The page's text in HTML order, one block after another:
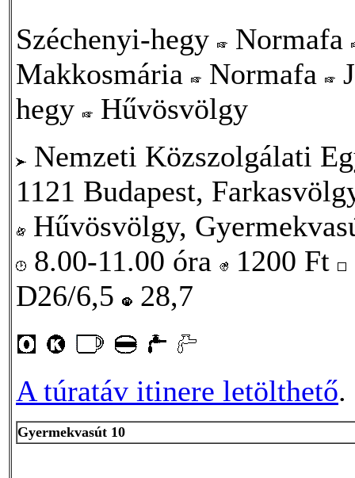
Széchenyi-hegy
Normafa
Makkosmária
Normafa
hegy
Hűvösvölgy
Nemzeti Közszolgálati
1121 Budapest,
Hűvösvölgy,
8.00-11.00 óra
1200 Ft
D26/6,5
28,7
A túratáv itinere letölthető.
Gyermekvasút 10